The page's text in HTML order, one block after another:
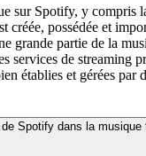
sur Spotify, y compris
créée, possédée et
grande partie de la
services de streaming
établies et gérées par
Spotify dans la musique